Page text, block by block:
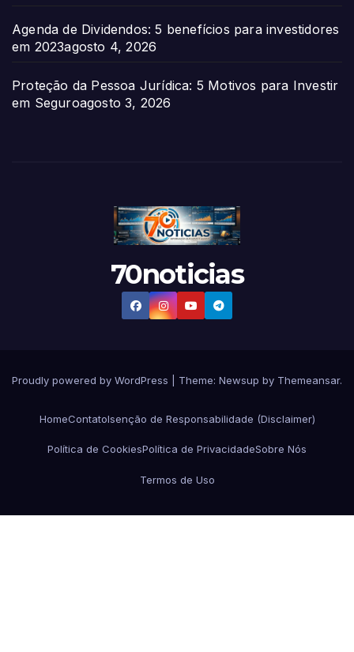
Agenda de Dividendos: 5 benefícios para investidores
em 2023agosto 4, 2026
Proteção da Pessoa Jurídica: 5 Motivos para Investir
em Seguroagosto 3, 2026
70noticias
Proudly powered by WordPress Theme: Newsup by Themeansar.
HomeContatoIsenção de Responsabilidade (Disclaimer)
Política de CookiesPolítica de PrivacidadeSobre Nós
Termos de Uso